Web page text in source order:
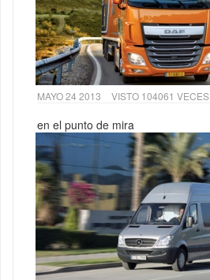
MAYO 24 2013 VISTO 104061 VECES
en el punto de mira